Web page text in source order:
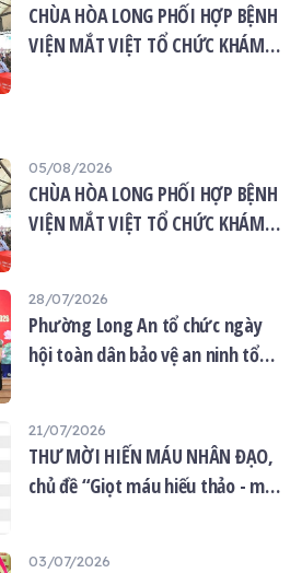
CHÙA HÒA LONG PHỐI HỢP BỆNH
VIỆN MẮT VIỆT TỔ CHỨC KHÁM
05/08/2026
CHÙA HÒA LONG PHỐI HỢP BỆNH
VIỆN MẮT VIỆT TỔ CHỨC KHÁM
28/07/2026
Phường Long An tổ chức ngày
hội toàn dân bảo vệ an ninh tổ
21/07/2026
THƯ MỜI HIẾN MÁU NHÂN ĐẠO,
chủ đề “Giọt máu hiếu thảo - mùa
03/07/2026